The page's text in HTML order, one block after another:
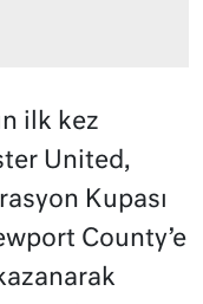
ilk kez
United,
Kupası
County’e